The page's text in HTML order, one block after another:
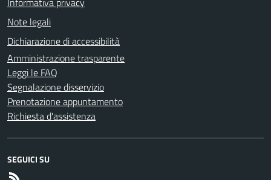
Note legali
Dichiarazione di accessibilità
Amministrazione trasparente
Leggi le FAQ
Segnalazione disservizio
Prenotazione appuntamento
Richiesta d'assistenza
SEGUICI SU